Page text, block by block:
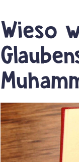
Wieso